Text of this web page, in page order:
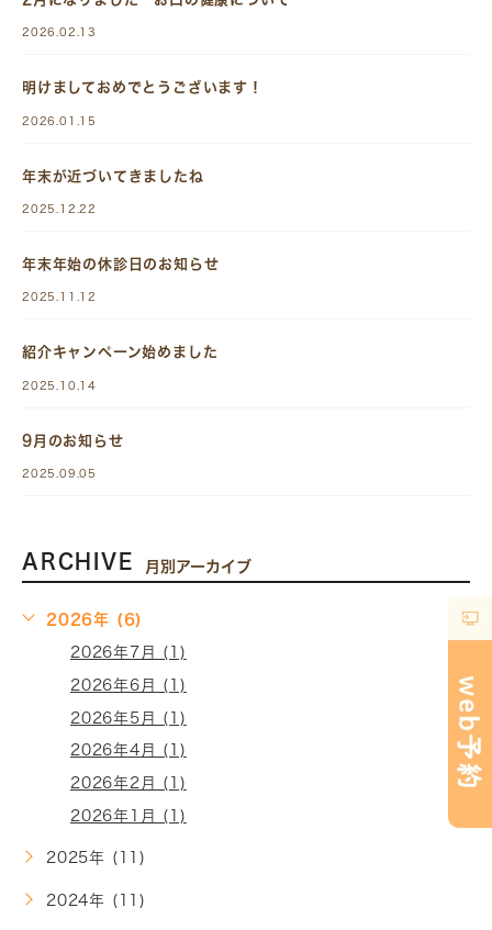
2026.02.13
明けましておめでとうございます！
2026.01.15
年末が近づいてきましたね
2025.12.22
年末年始の休診日のお知らせ
2025.11.12
紹介キャンペーン始めました
2025.10.14
9月のお知らせ
2025.09.05
ARCHIVE 月別アーカイブ
2026年 (6)
2026年7月 (1)
2026年6月 (1)
2026年5月 (1)
2026年4月 (1)
2026年2月 (1)
2026年1月 (1)
2025年 (11)
2024年 (11)